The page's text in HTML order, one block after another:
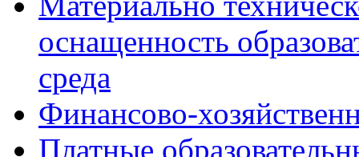
оснащенность
среда
Финансово-
Платные